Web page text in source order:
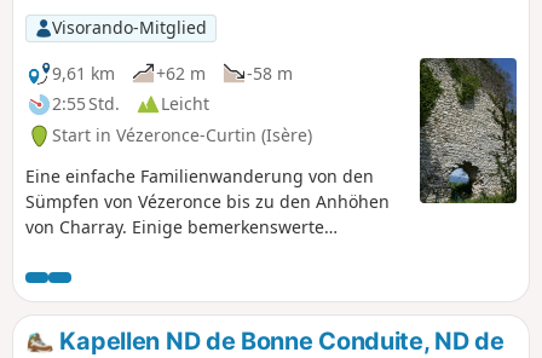
Visorando-Mitglied
9,61 km
+62 m
-58 m
2:55 Std.
Leicht
Start in Vézeronce-Curtin (Isère)
Eine einfache Familienwanderung von den
Sümpfen von Vézeronce bis zu den Anhöhen
von Charray. Einige bemerkenswerte
Kapellen ND de Bonne Conduite, ND de